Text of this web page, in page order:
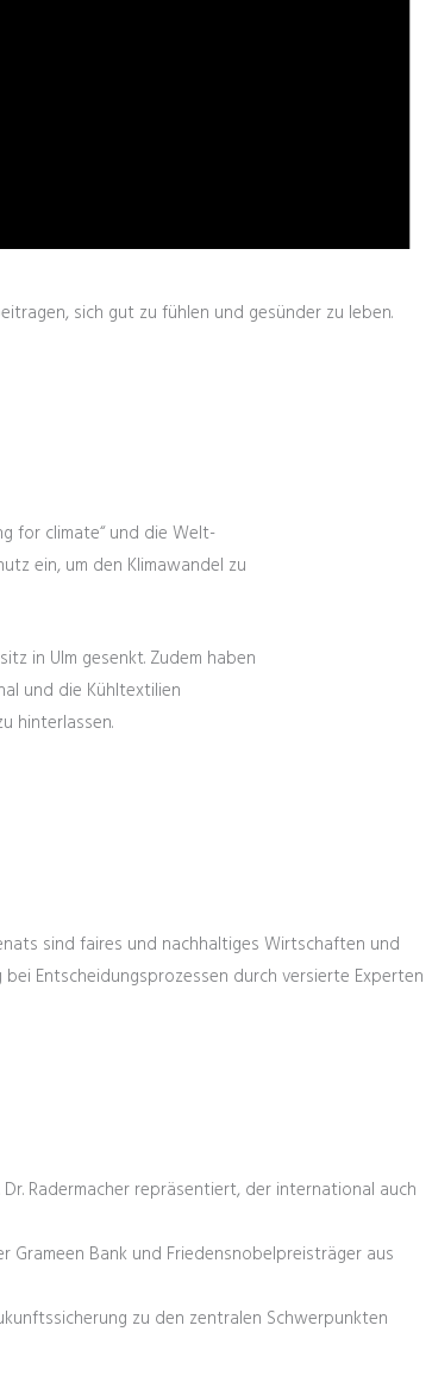
sich gut zu fühlen und gesünder zu leben.
for climate“ und die Welt-
ein, um den Klimawandel zu
in Ulm gesenkt. Zudem haben
und die Kühltextilien
hinterlassen.
sind faires und nachhaltiges Wirtschaften und
Entscheidungsprozessen durch versierte Experten
Radermacher repräsentiert, der international auch
Bank und Friedensnobelpreisträger aus
zu den zentralen Schwerpunkten